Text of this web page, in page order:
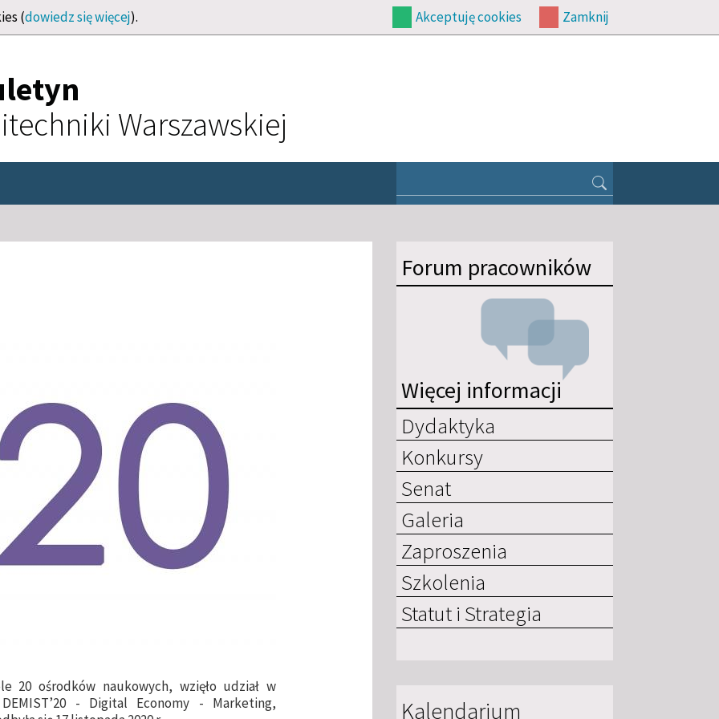
(dowiedz się więcej). Akceptuję cookies Zamknij
Warszawskiej
20 ośrodków naukowych, wzięło udział w
- Digital Economy - Marketing,
Forum pracowników
Więcej informacji
Dydaktyka
Konkursy
Senat
Galeria
Zaproszenia
Szkolenia
Statut i Strategia
Kalendarium